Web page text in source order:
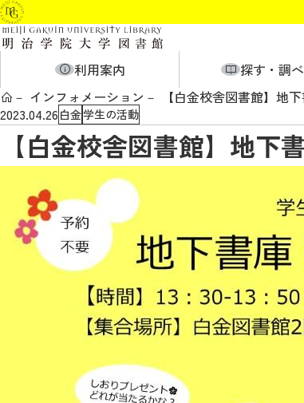
利用案内
探す・調
インフォメーション
【白金校舎図書館】地
2023.04.26 白金学生の活動
【白金校舎図書館】地下